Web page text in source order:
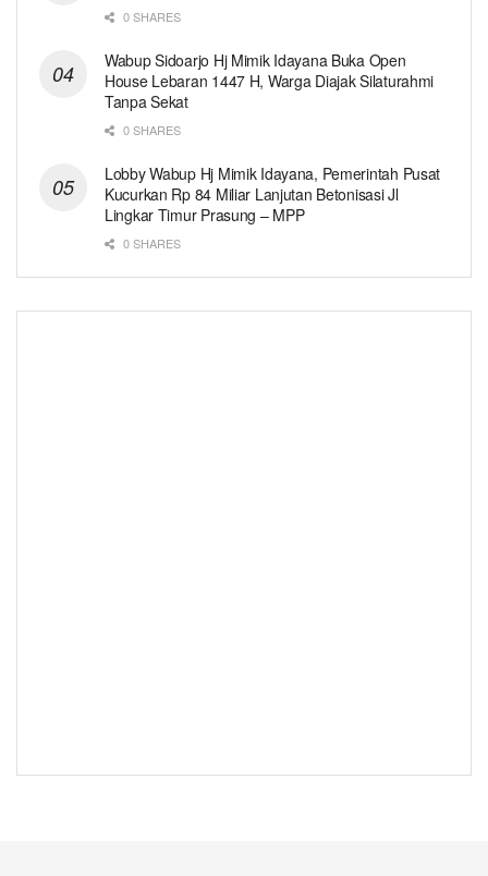
0 SHARES
Wabup Sidoarjo Hj Mimik Idayana Buka Open
House Lebaran 1447 H, Warga Diajak Silaturahmi
Tanpa Sekat
0 SHARES
Lobby Wabup Hj Mimik Idayana, Pemerintah Pusat
Kucurkan Rp 84 Miliar Lanjutan Betonisasi Jl
Lingkar Timur Prasung – MPP
0 SHARES